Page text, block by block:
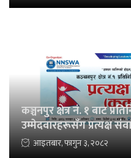
कञ्चनपुर क्षेत्र नं. १ बाट
उम्मेदवारहरूसँग प्रत्यक्ष
आइतबार, फागुन ३, २०८२